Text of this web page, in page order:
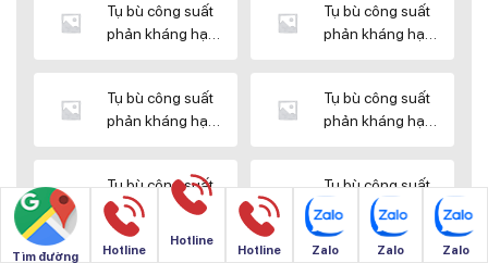
Tụ bù công suất
phản kháng hạ
Tụ bù công suất
phản kháng hạ
Tụ bù công suất
phản kháng hạ
Tụ bù công suất
phản kháng hạ
Tụ bù công suất
phản kháng hạ
thế SHIZUKI
Tụ bù công suất
phản kháng hạ
thế SINO
Tìm đường Hotline
Hotline
Hotline Zalo Zalo Zalo